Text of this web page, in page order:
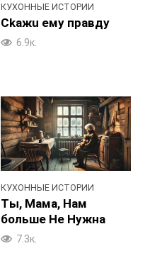
КУХОННЫЕ ИСТОРИИ
Ckaжu емy пpaвдy
6.9к.
КУХОННЫЕ ИСТОРИИ
Tы, Maма, Haм
большe He Hyжна
7.3к.